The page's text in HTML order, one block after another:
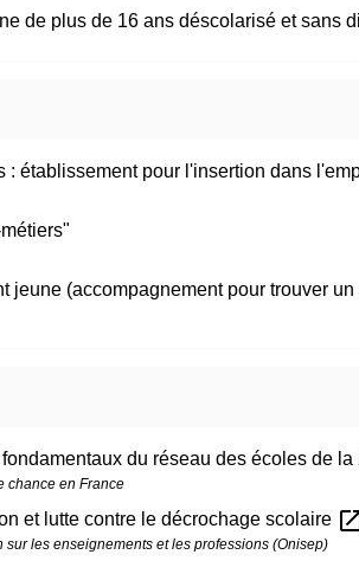
de plus de 16 ans déscolarisé et sans
: établissement pour l'insertion dans
jeune (accompagnement pour trouver un
du réseau des écoles de la
chance en France
et lutte contre le décrochage scolaire
sur les enseignements et les professions (Onisep)